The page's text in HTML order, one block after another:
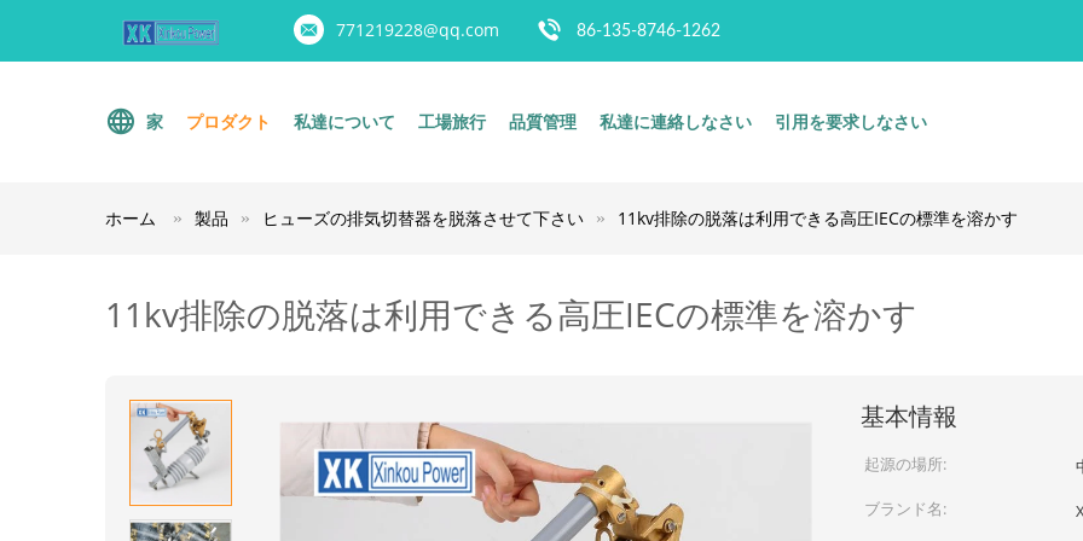
771219228@qq.com 86-135-8746-1262
家 プロダクト 私達について 工場旅行 品質管理 私達に連絡しなさい 引用を要求しなさい
ホーム 製品 ヒューズの排気切替器を脱落させて下さい 11kv排除の脱落は利用できる高圧IECの標準を溶かす
11kv排除の脱落は利用できる高圧IECの標準を溶かす
基本情報
起源の場所:
ブランド名: